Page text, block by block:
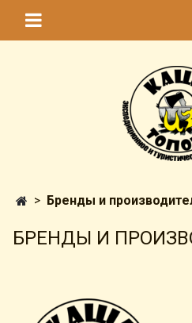
Бренды и
БРЕНДЫ И